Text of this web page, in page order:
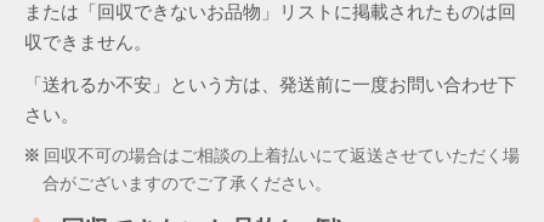
または「回収できないお品物」リストに掲載されたものは回
収できません。
「送れるか不安」という方は、発送前に一度お問い合わせ下
さい。
回収不可の場合はご相談の上着払いにて返送させていただく場
合がございますのでご了承ください。